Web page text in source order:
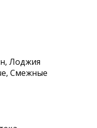
Лоджия
Смежные